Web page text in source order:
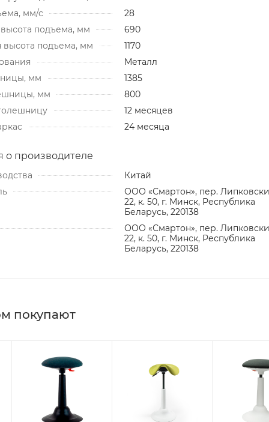
мм/с
28
подъема, мм
690
высота подъема, мм
1170
Металл
мм
1385
мм
800
12 месяцев
24 месяца
производителе
Китай
ООО «Смартон», пер.
22, к. 50, г. Минск, Республика
Беларусь, 220138
ООО «Смартон», пер.
22, к. 50, г. Минск, Республика
Беларусь, 220138
покупают